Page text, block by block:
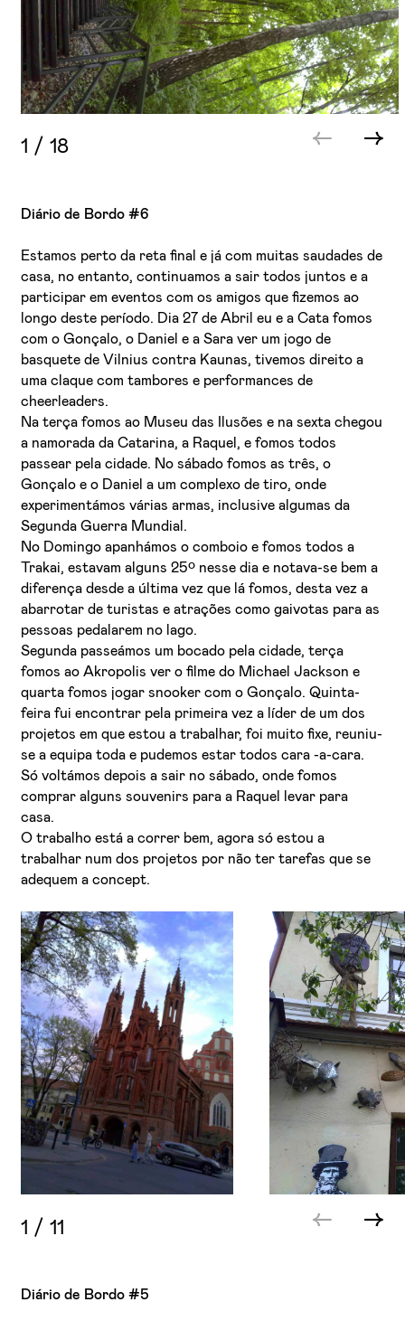
1 /18
Diário de Bordo #6
Estamos perto da reta final e já com muitas saudades de
casa, no entanto, continuamos a sair todos juntos e a
participar em eventos com os amigos que fizemos ao
longo deste período. Dia 27 de Abril eu e a Cata fomos
com o Gonçalo, o Daniel e a Sara ver um jogo de
basquete de Vilnius contra Kaunas, tivemos direito a
uma claque com tambores e performances de
cheerleaders.
Na terça fomos ao Museu das Ilusões e na sexta chegou
a namorada da Catarina, a Raquel, e fomos todos
passear pela cidade. No sábado fomos as três, o
Gonçalo e o Daniel a um complexo de tiro, onde
experimentámos várias armas, inclusive algumas da
Segunda Guerra Mundial.
No Domingo apanhámos o comboio e fomos todos a
Trakai, estavam alguns 25º nesse dia e notava-se bem a
diferença desde a última vez que lá fomos, desta vez a
abarrotar de turistas e atrações como gaivotas para as
pessoas pedalarem no lago.
Segunda passeámos um bocado pela cidade, terça
fomos ao Akropolis ver o filme do Michael Jackson e
quarta fomos jogar snooker com o Gonçalo. Quinta-
feira fui encontrar pela primeira vez a líder de um dos
projetos em que estou a trabalhar, foi muito fixe, reuniu-
se a equipa toda e pudemos estar todos cara -a-cara.
Só voltámos depois a sair no sábado, onde fomos
comprar alguns souvenirs para a Raquel levar para
casa.
O trabalho está a correr bem, agora só estou a
trabalhar num dos projetos por não ter tarefas que se
adequem a concept.
1 /11
Diário de Bordo #5